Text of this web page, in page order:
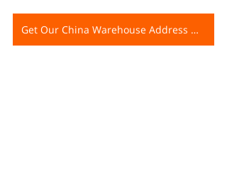
Get Our China Warehouse Address Now